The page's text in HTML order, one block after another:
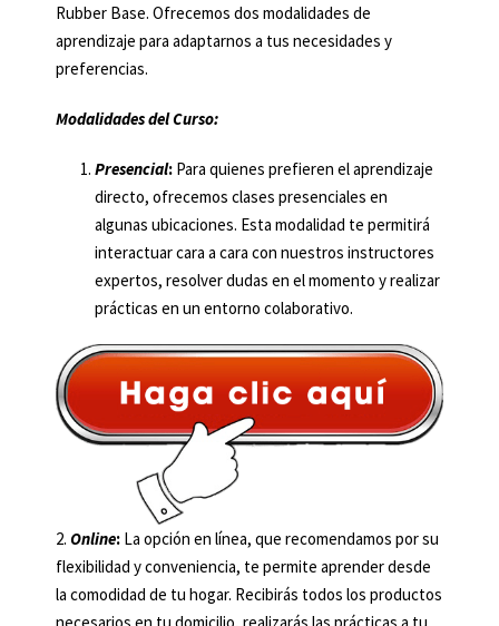
Rubber Base. Ofrecemos dos modalidades de
aprendizaje para adaptarnos a tus necesidades y
preferencias.
Modalidades del Curso:
Presencial: Para quienes prefieren el aprendizaje
directo, ofrecemos clases presenciales en
algunas ubicaciones. Esta modalidad te permitirá
interactuar cara a cara con nuestros instructores
expertos, resolver dudas en el momento y realizar
prácticas en un entorno colaborativo.
2. Online: La opción en línea, que recomendamos por su
flexibilidad y conveniencia, te permite aprender desde
la comodidad de tu hogar. Recibirás todos los productos
necesarios en tu domicilio, realizarás las prácticas a tu